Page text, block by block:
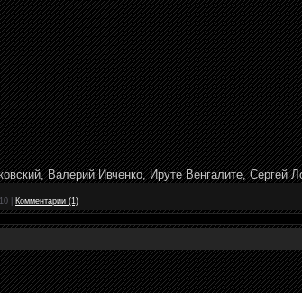
Валерий Ивченко, Ируте Венгалите, Сергей
Комментарии (1)